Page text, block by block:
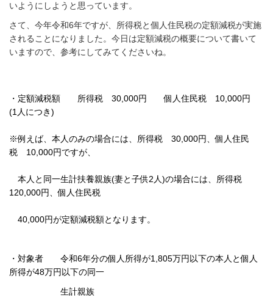
いようにしようと思っています。
さて、今年令和6年ですが、所得税と個人住民税の定額減税が実施
されることになりました。今日は定額減税の概要について書いて
いますので、参考にしてみてくださいね。
・定額減税額 所得税 30,000円 個人住民税 10,000円
(1人につき)
※例えば、本人のみの場合には、所得税 30,000円、個人住民
税 10,000円ですが、
本人と同一生計扶養親族(妻と子供2人)の場合には、所得税
120,000円、個人住民税
40,000円が定額減税額となります。
・対象者 令和6年分の個人所得が1,805万円以下の本人と個人
所得が48万円以下の同一
生計親族